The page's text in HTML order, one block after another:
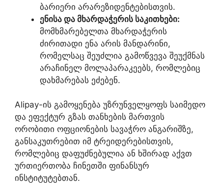
ბარიერი არარეზიდენტებისთვის.
ენისა და მხარდაჭერის საკითხები:
მომხმარებელთა მხარდაჭერის
ძირითადი ენა არის მანდარინი,
რომელსაც შეუძლია გამოწვევა შეუქმნას
არაჩინელ მოლაპარაკეებს, რომლებიც
დახმარებას ეძებენ.
Alipay-ის გამოყენება უზრუნველყოფს საიმედო
და ეფექტურ გზას თანხების მართვის
ორობითი ოფციონების სავაჭრო ანგარიშზე,
განსაკუთრებით იმ ტრეიდერებისთვის,
რომლებიც დაფუძნებულია ან ხშირად აქვთ
ურთიერთობა ჩინეთში ფინანსურ
ინსტიტუტებთან.